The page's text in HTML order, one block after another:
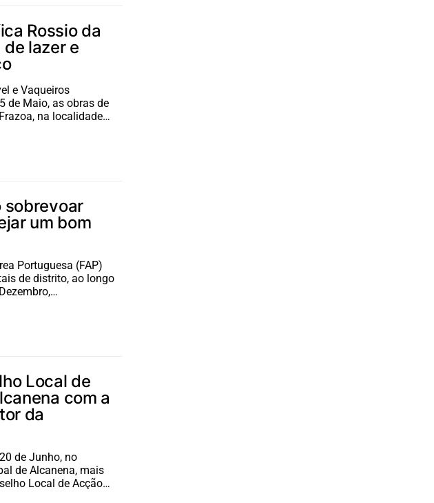
Rossio da
de lazer e
e Vaqueiros
de Maio, as obras de
na localidade…
sobrevoar
um bom
Portuguesa (FAP)
de distrito, ao longo
Local de
com a
da
de Junho, no
de Alcanena, mais
Local de Acção…